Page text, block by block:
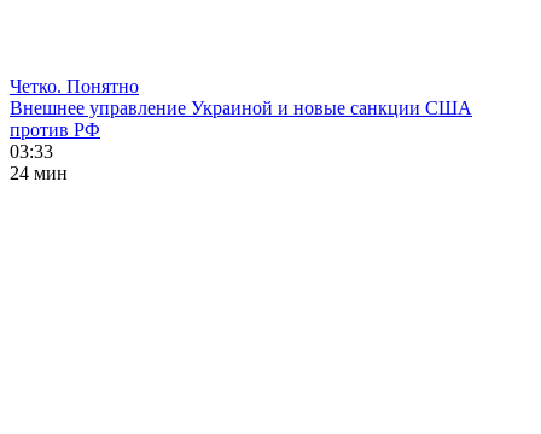
Четко. Понятно
Внешнее управление Украиной и новые санкции США
против РФ
03:33
24 мин